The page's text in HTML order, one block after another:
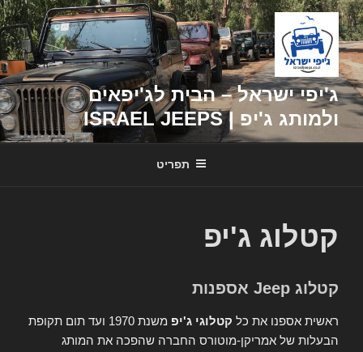
דילוג
לתוכן
ג'יפי ישראל – הבית לג'יפאים
ולמותג ג'יפ | ISRAEL JEEPS
תפריט
קטלוג ג'יפ
קטלוג Jeep אספנות
ראשית אספנו את כל קטלוגי ג'יפ
משנת 1970 ועד תום תקופת
הבעלות של אמריקן-מוטורס החברה שהפכה את המותג